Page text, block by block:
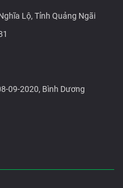
Lộ, Tỉnh Quảng Ngãi
09-2020, Bình Dương